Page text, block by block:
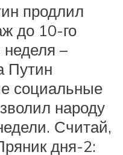
продлил
до 10-го
–
Путин
социальные
народу
Считай,
дня-2: